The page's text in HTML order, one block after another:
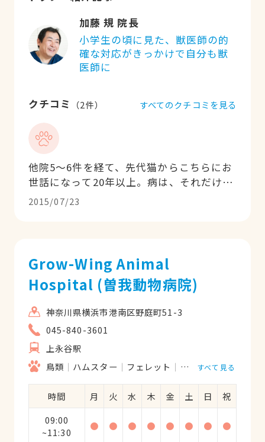
加藤 規 院長
小学生の頃に見た、獣医師の的
確な対応がきっかけで自分も獣
医師に
クチコミ （2件）
他院5〜6件を経て、先代猫からこちらにお
世話になって20年以上。病は、それだけで
なく本人やその家族も目に置いてこそ良い
治療ができますが、こちらは文字通り、そ
ったなら仕方ない」と、心から預けられ、
頼れる病院に出会えたことは我が家の幸運
です。
2015/07/23
すべてのクチコミを見る
Grow-Wing Animal
Hospital (曽我動物病院)
神奈川県横浜市港南区野庭町51-3
045-840-3601
上永谷駅
鳥類
ハムスター フェレット モルモット
すべて見る
時間 月 火 水 木 金 土 日
祝
09:00
~11:30
● ● ● ● ● ● ● ●